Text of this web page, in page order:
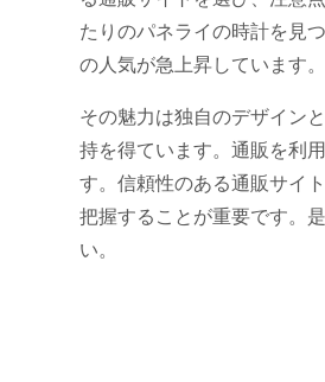
たりのパネライの時計を見
の人気が急上昇しています。
その魅力は独自のデザイン
持を得ています。通販を利
す。信頼性のある通販サイ
把握することが重要です。
い。